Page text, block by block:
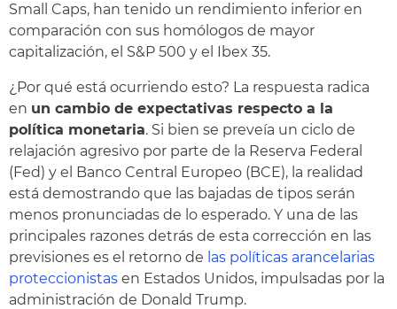
Small Caps, han tenido un rendimiento inferior en
comparación con sus homólogos de mayor
capitalización, el S&P 500 y el Ibex 35.
¿Por qué está ocurriendo esto? La respuesta radica
en un cambio de expectativas respecto a la
política monetaria. Si bien se preveía un ciclo de
relajación agresivo por parte de la Reserva Federal
(Fed) y el Banco Central Europeo (BCE), la realidad
está demostrando que las bajadas de tipos serán
menos pronunciadas de lo esperado. Y una de las
principales razones detrás de esta corrección en las
previsiones es el retorno de las políticas arancelarias
proteccionistas en Estados Unidos, impulsadas por la
administración de Donald Trump.